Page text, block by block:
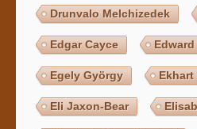
Drunvalo Melchizedek
Edgar Cayce
Egely György Ekhart
Eli Jaxon-Bear